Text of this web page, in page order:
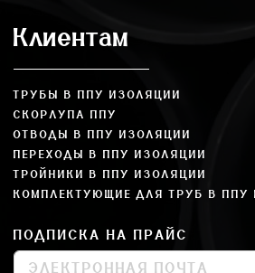
Клиентам
ТРУБЫ В ППУ ИЗОЛЯЦИИ
СКОРЛУПА ППУ
ОТВОДЫ В ППУ ИЗОЛЯЦИИ
ПЕРЕХОДЫ В ППУ ИЗОЛЯЦИИ
ТРОЙНИКИ В ППУ ИЗОЛЯЦИИ
КОМПЛЕКТУЮЩИЕ ДЛЯ ТРУБ В ППУ
ПОДПИСКА НА ПРАЙС